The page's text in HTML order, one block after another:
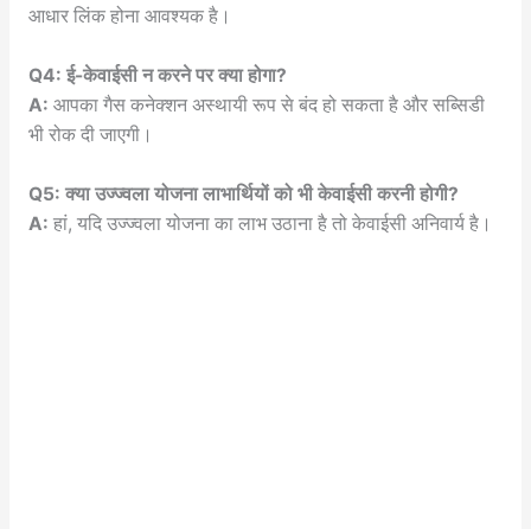
आधार लिंक होना आवश्यक है।
Q4: ई-केवाईसी न करने पर क्या होगा?
A: आपका गैस कनेक्शन अस्थायी रूप से बंद हो सकता है और सब्सिडी
भी रोक दी जाएगी।
Q5: क्या उज्ज्वला योजना लाभार्थियों को भी केवाईसी करनी होगी?
A: हां, यदि उज्ज्वला योजना का लाभ उठाना है तो केवाईसी अनिवार्य है।